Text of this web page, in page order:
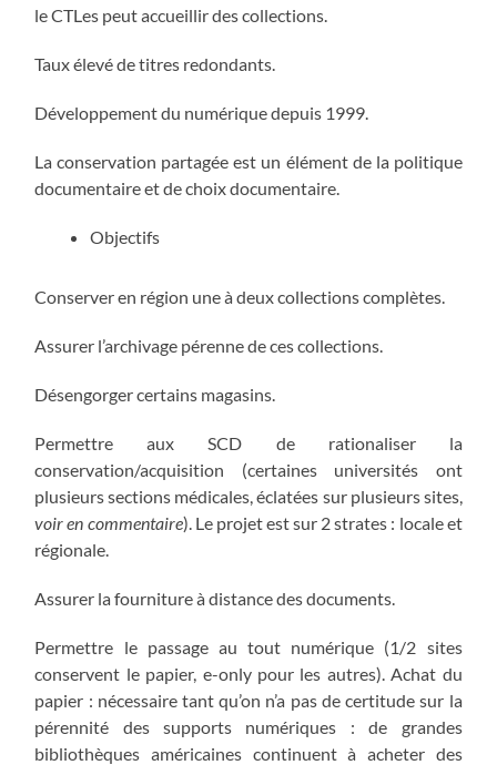
le CTLes peut accueillir des collections.
Taux élevé de titres redondants.
Développement du numérique depuis 1999.
La conservation partagée est un élément de la politique
documentaire et de choix documentaire.
Objectifs
Conserver en région une à deux collections complètes.
Assurer l’archivage pérenne de ces collections.
Désengorger certains magasins.
Permettre aux SCD de rationaliser la
conservation/acquisition (certaines universités ont
plusieurs sections médicales, éclatées sur plusieurs sites,
voir en commentaire). Le projet est sur 2 strates : locale et
régionale.
Assurer la fourniture à distance des documents.
Permettre le passage au tout numérique (1/2 sites
conservent le papier, e-only pour les autres). Achat du
papier : nécessaire tant qu’on n’a pas de certitude sur la
pérennité des supports numériques : de grandes
bibliothèques américaines continuent à acheter des